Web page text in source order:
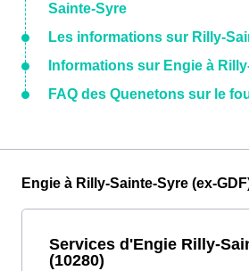
Sainte-Syre
Les informations sur Rilly-
Informations sur Engie à
FAQ des Quenetons sur le
Engie à Rilly-Sainte-Syre (ex-
Services d'Engie Rilly-
(10280)